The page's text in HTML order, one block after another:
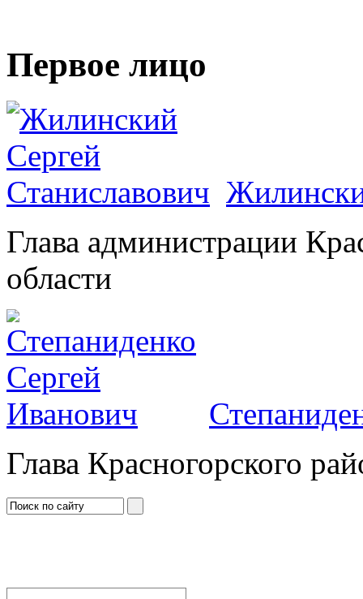
Первое лицо
Глава администрации
области
Глава Красногорского